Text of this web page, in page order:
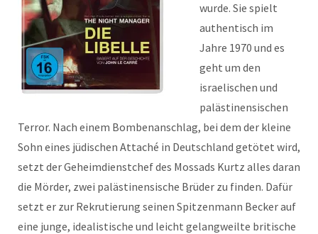
wurde. Sie spielt
authentisch im
Jahre 1970 und es
geht um den
israelischen und
palästinensischen
Terror. Nach einem Bombenanschlag, bei dem der kleine
Sohn eines jüdischen Attaché in Deutschland getötet wird,
setzt der Geheimdienstchef des Mossads Kurtz alles daran
die Mörder, zwei palästinensische Brüder zu finden. Dafür
setzt er zur Rekrutierung seinen Spitzenmann Becker auf
eine junge, idealistische und leicht gelangweilte britische